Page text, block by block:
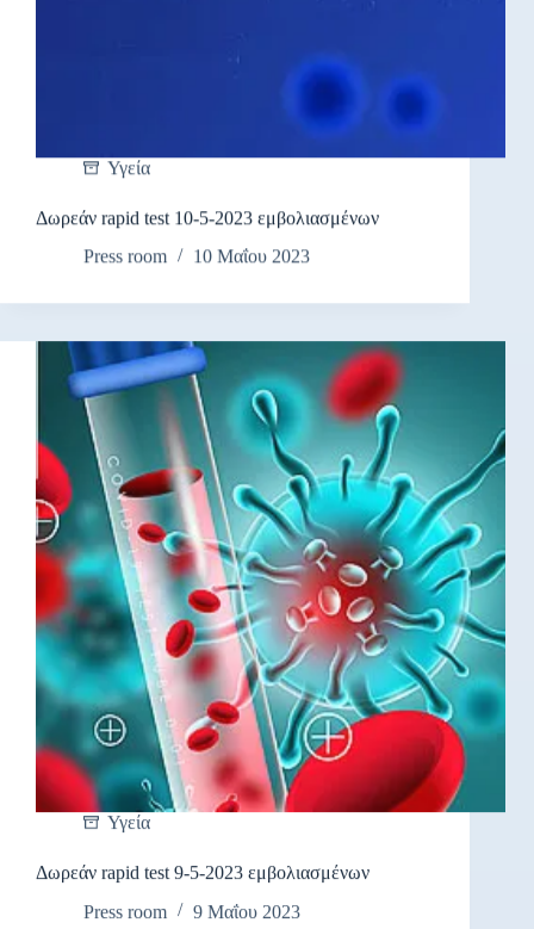
Υγεία
Δωρεάν rapid test 10-5-2023 εμβολιασμένων
Press room
10 Μαΐου 2023
Υγεία
Δωρεάν rapid test 9-5-2023 εμβολιασμένων
Press room
9 Μαΐου 2023